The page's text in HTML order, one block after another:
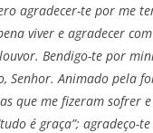
agradecer-te por me
viver e agradecer
Bendigo-te por
Senhor. Animado pela
que me fizeram sofrer
é graça”; agradeço-